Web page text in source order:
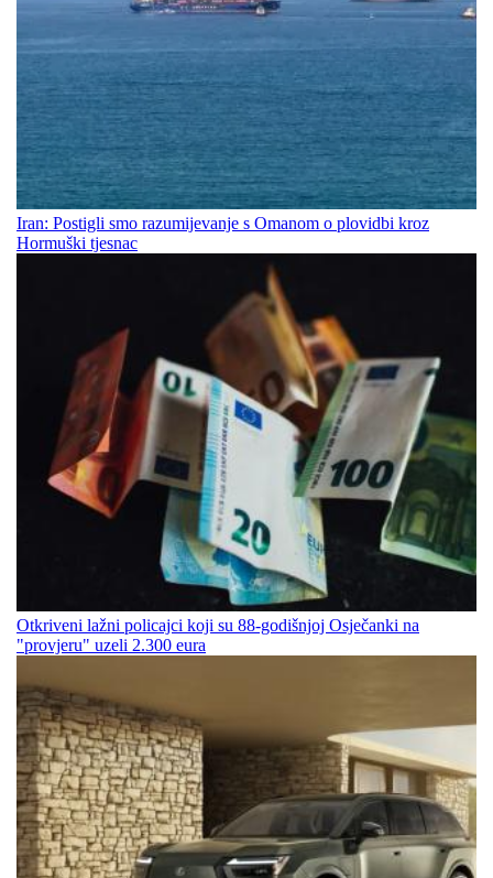
Iran: Postigli smo razumijevanje s Omanom o plovidbi kroz
Hormuški tjesnac
Otkriveni lažni policajci koji su 88-godišnjoj Osječanki na
"provjeru" uzeli 2.300 eura